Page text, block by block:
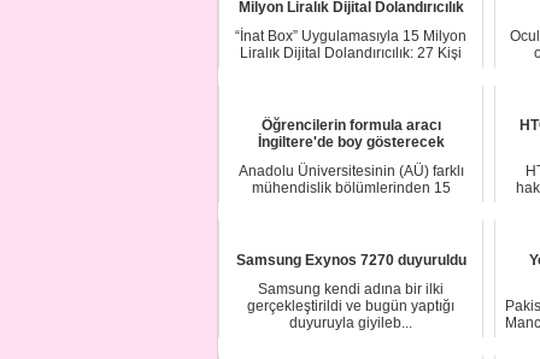
Milyon Liralık Dijital Dolandırıcılık
“İnat Box” Uygulamasıyla 15 Milyon
Liralık Dijital Dolandırıcılık: 27 Kişi
Öğrencilerin formula aracı
İngiltere'de boy gösterecek
Anadolu Üniversitesinin (AÜ) farklı
mühendislik bölümlerinden 15
Samsung Exynos 7270 duyuruldu
Samsung kendi adına bir ilki
gerçekleştirildi ve bugün yaptığı
duyuruyla giyileb...